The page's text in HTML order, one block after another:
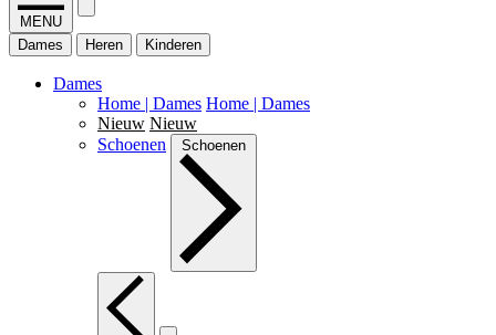
MENU
Dames
Heren Kinderen
Dames
Home | Dames Home | Dames
Nieuw Nieuw
Schoenen
Schoenen